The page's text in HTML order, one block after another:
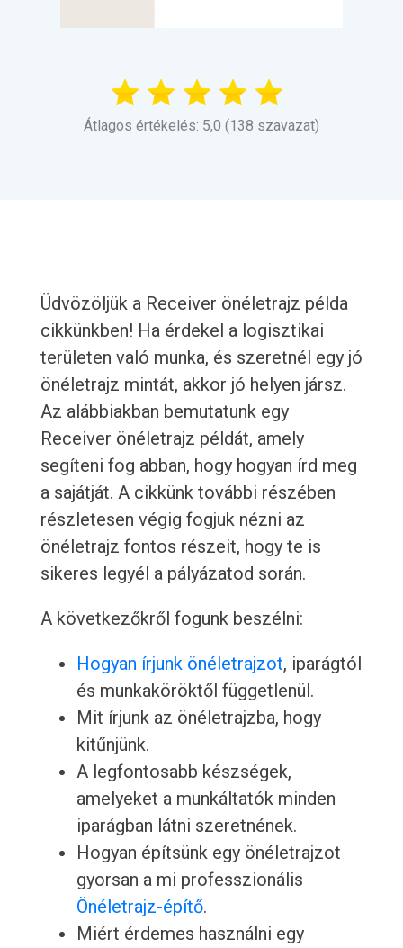
Átlagos értékelés: 5,0 (138 szavazat)
Üdvözöljük a Receiver önéletrajz példa
cikkünkben! Ha érdekel a logisztikai
területen való munka, és szeretnél egy jó
önéletrajz mintát, akkor jó helyen jársz.
Az alábbiakban bemutatunk egy
Receiver önéletrajz példát, amely
segíteni fog abban, hogy hogyan írd meg
a sajátját. A cikkünk további részében
részletesen végig fogjuk nézni az
önéletrajz fontos részeit, hogy te is
sikeres legyél a pályázatod során.
A következőkről fogunk beszélni:
Hogyan írjunk önéletrajzot, iparágtól
és munkaköröktől függetlenül.
Mit írjunk az önéletrajzba, hogy
kitűnjünk.
A legfontosabb készségek,
amelyeket a munkáltatók minden
iparágban látni szeretnének.
Hogyan építsünk egy önéletrajzot
gyorsan a mi professzionális
Önéletrajz-építő.
Miért érdemes használni egy